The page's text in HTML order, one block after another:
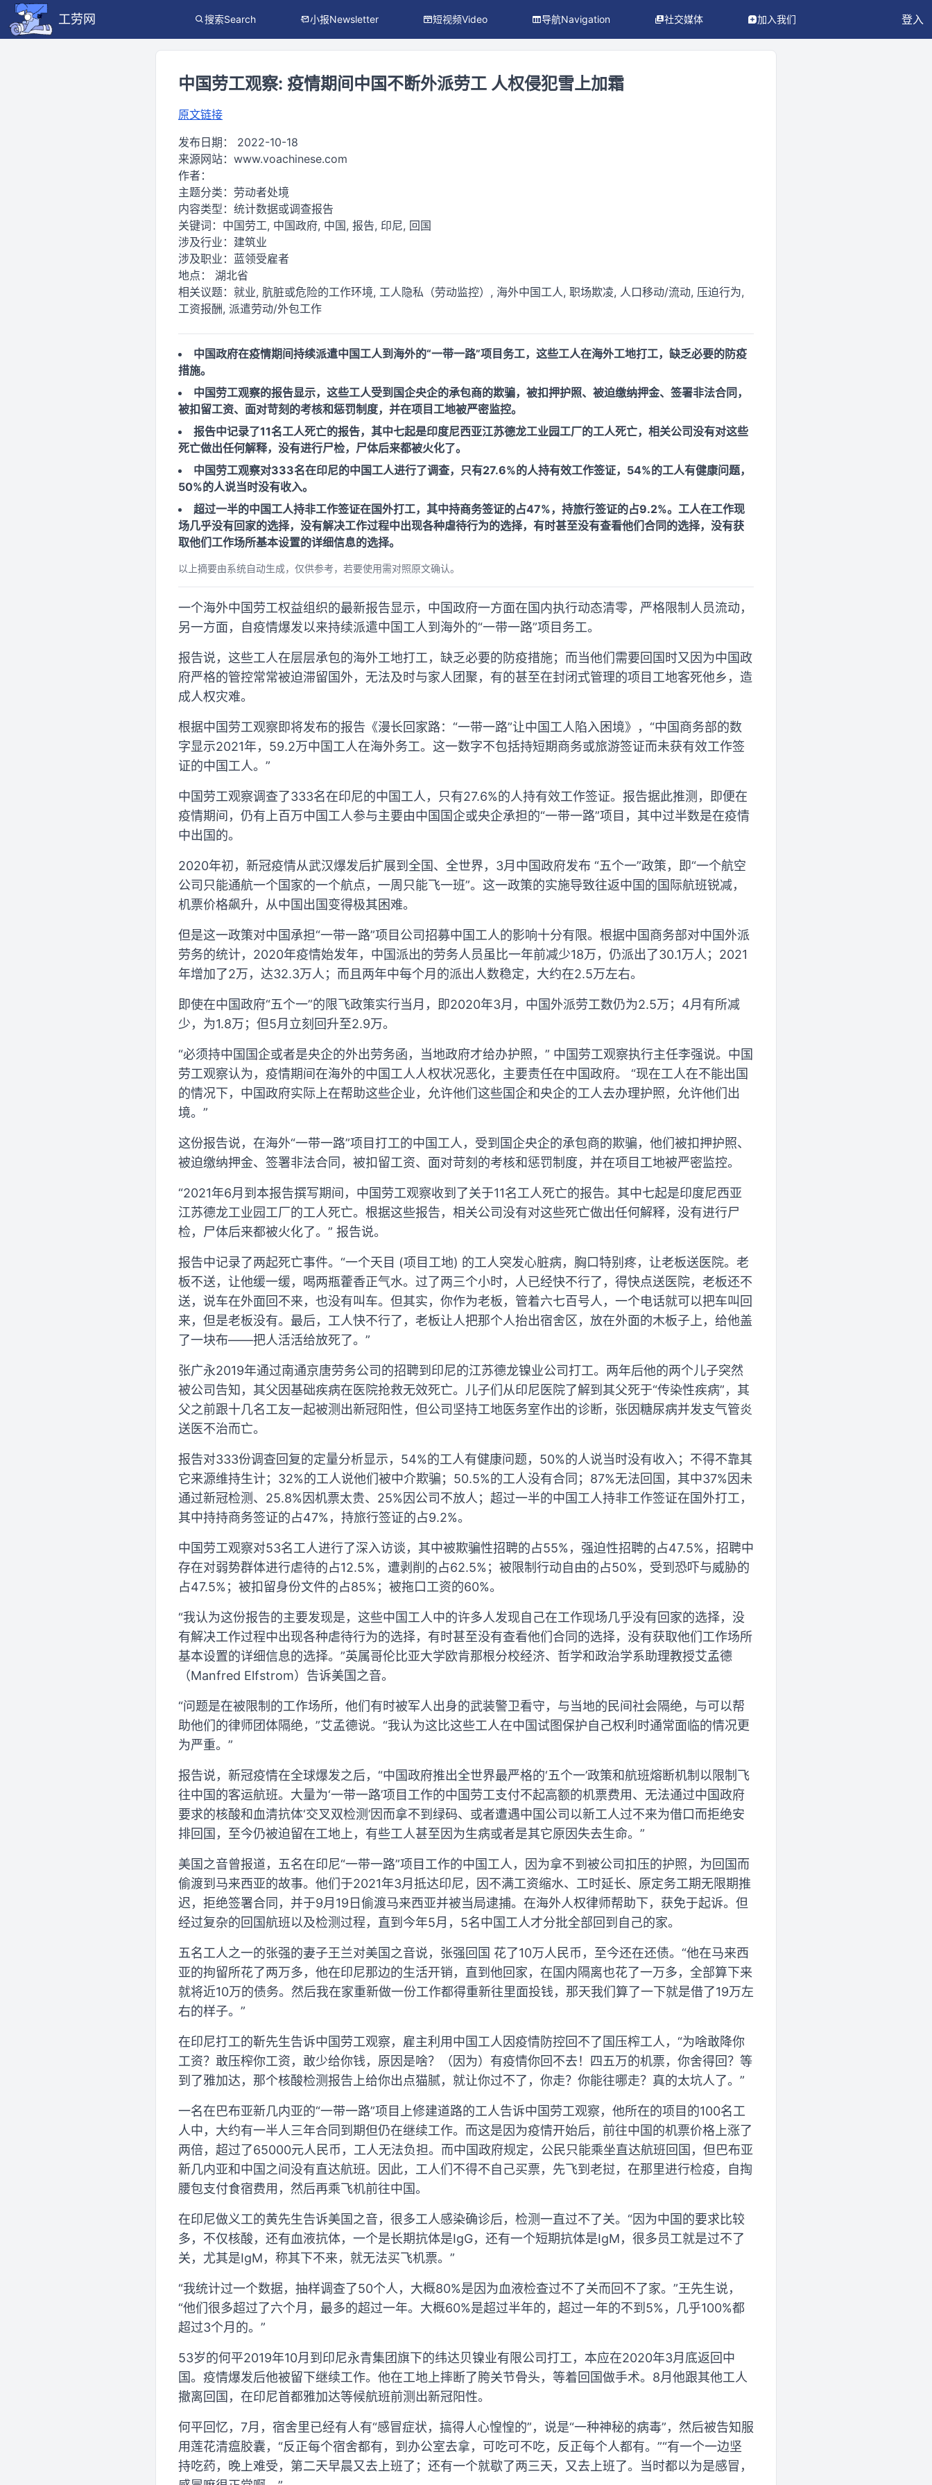
工劳网 搜索Search 小报Newsletter 短视频Video 导航Navigation 社交媒体 加入我们 登入
中国劳工观察: 疫情期间中国不断外派劳工 人权侵犯雪上加霜
原文链接
发布日期： 2022-10-18
来源网站： www.voachinese.com
作者：
主题分类： 劳动者处境
内容类型： 统计数据或调查报告
关键词： 中国劳工, 中国政府, 中国, 报告, 印尼, 回国
涉及行业： 建筑业
涉及职业： 蓝领受雇者
地点： 湖北省
相关议题： 就业, 肮脏或危险的工作环境, 工人隐私（劳动监控）, 海外中国工人, 职场欺凌, 人口移动/流动, 压迫行为,
工资报酬, 派遣劳动/外包工作
中国政府在疫情期间持续派遣中国工人到海外的“一带一路”项目务工，这些工人在海外工地打工，缺乏必要的防疫
措施。
中国劳工观察的报告显示，这些工人受到国企央企的承包商的欺骗，被扣押护照、被迫缴纳押金、签署非法合同，
被扣留工资、面对苛刻的考核和惩罚制度，并在项目工地被严密监控。
报告中记录了11名工人死亡的报告，其中七起是印度尼西亚江苏德龙工业园工厂的工人死亡，相关公司没有对这些
死亡做出任何解释，没有进行尸检，尸体后来都被火化了。
中国劳工观察对333名在印尼的中国工人进行了调查，只有27.6%的人持有效工作签证，54%的工人有健康问题，
50%的人说当时没有收入。
超过一半的中国工人持非工作签证在国外打工，其中持商务签证的占47%，持旅行签证的占9.2%。工人在工作现
场几乎没有回家的选择，没有解决工作过程中出现各种虐待行为的选择，有时甚至没有查看他们合同的选择，没有获
取他们工作场所基本设置的详细信息的选择。
以上摘要由系统自动生成，仅供参考，若要使用需对照原文确认。
一个海外中国劳工权益组织的最新报告显示，中国政府一方面在国内执行动态清零，严格限制人员流动，
另一方面，自疫情爆发以来持续派遣中国工人到海外的“一带一路”项目务工。
报告说，这些工人在层层承包的海外工地打工，缺乏必要的防疫措施；而当他们需要回国时又因为中国政
府严格的管控常常被迫滞留国外，无法及时与家人团聚，有的甚至在封闭式管理的项目工地客死他乡，造
成人权灾难。
根据中国劳工观察即将发布的报告《漫长回家路：“一带一路”让中国工人陷入困境》，“中国商务部的数
字显示2021年，59.2万中国工人在海外务工。这一数字不包括持短期商务或旅游签证而未获有效工作签
证的中国工人。”
中国劳工观察调查了333名在印尼的中国工人，只有27.6%的人持有效工作签证。报告据此推测，即便在
疫情期间，仍有上百万中国工人参与主要由中国国企或央企承担的“一带一路”项目，其中过半数是在疫情
中出国的。
2020年初，新冠疫情从武汉爆发后扩展到全国、全世界，3月中国政府发布 “五个一”政策，即“一个航空
公司只能通航一个国家的一个航点，一周只能飞一班”。这一政策的实施导致往返中国的国际航班锐减，
机票价格飙升，从中国出国变得极其困难。
但是这一政策对中国承担“一带一路”项目公司招募中国工人的影响十分有限。根据中国商务部对中国外派
劳务的统计，2020年疫情始发年，中国派出的劳务人员虽比一年前减少18万，仍派出了30.1万人；2021
年增加了2万，达32.3万人；而且两年中每个月的派出人数稳定，大约在2.5万左右。
即使在中国政府“五个一”的限飞政策实行当月，即2020年3月，中国外派劳工数仍为2.5万；4月有所减
少，为1.8万；但5月立刻回升至2.9万。
“必须持中国国企或者是央企的外出劳务函，当地政府才给办护照，” 中国劳工观察执行主任李强说。中国
劳工观察认为，疫情期间在海外的中国工人人权状况恶化，主要责任在中国政府。 “现在工人在不能出国
的情况下，中国政府实际上在帮助这些企业，允许他们这些国企和央企的工人去办理护照，允许他们出
境。”
这份报告说，在海外“一带一路”项目打工的中国工人，受到国企央企的承包商的欺骗，他们被扣押护照、
被迫缴纳押金、签署非法合同，被扣留工资、面对苛刻的考核和惩罚制度，并在项目工地被严密监控。
“2021年6月到本报告撰写期间，中国劳工观察收到了关于11名工人死亡的报告。其中七起是印度尼西亚
江苏德龙工业园工厂的工人死亡。根据这些报告，相关公司没有对这些死亡做出任何解释，没有进行尸
检，尸体后来都被火化了。” 报告说。
报告中记录了两起死亡事件。“一个天目 (项目工地) 的工人突发心脏病，胸口特别疼，让老板送医院。老
板不送，让他缓一缓，喝两瓶藿香正气水。过了两三个小时，人已经快不行了，得快点送医院，老板还不
送，说车在外面回不来，也没有叫车。但其实，你作为老板，管着六七百号人，一个电话就可以把车叫回
来，但是老板没有。最后，工人快不行了，老板让人把那个人抬出宿舍区，放在外面的木板子上，给他盖
了一块布——把人活活给放死了。”
张广永2019年通过南通京唐劳务公司的招聘到印尼的江苏德龙镍业公司打工。两年后他的两个儿子突然
被公司告知，其父因基础疾病在医院抢救无效死亡。儿子们从印尼医院了解到其父死于“传染性疾病”，其
父之前跟十几名工友一起被测出新冠阳性，但公司坚持工地医务室作出的诊断，张因糖尿病并发支气管炎
送医不治而亡。
报告对333份调查回复的定量分析显示，54%的工人有健康问题，50%的人说当时没有收入；不得不靠其
它来源维持生计；32%的工人说他们被中介欺骗；50.5%的工人没有合同；87%无法回国，其中37%因未
通过新冠检测、25.8%因机票太贵、25%因公司不放人；超过一半的中国工人持非工作签证在国外打工，
其中持持商务签证的占47%，持旅行签证的占9.2%。
中国劳工观察对53名工人进行了深入访谈，其中被欺骗性招聘的占55%，强迫性招聘的占47.5%，招聘中
存在对弱势群体进行虐待的占12.5%，遭剥削的占62.5%；被限制行动自由的占50%，受到恐吓与威胁的
占47.5%；被扣留身份文件的占85%；被拖口工资的60%。
“我认为这份报告的主要发现是，这些中国工人中的许多人发现自己在工作现场几乎没有回家的选择，没
有解决工作过程中出现各种虐待行为的选择，有时甚至没有查看他们合同的选择，没有获取他们工作场所
基本设置的详细信息的选择。”英属哥伦比亚大学欧肯那根分校经济、哲学和政治学系助理教授艾孟德
（Manfred Elfstrom）告诉美国之音。
“问题是在被限制的工作场所，他们有时被军人出身的武装警卫看守，与当地的民间社会隔绝，与可以帮
助他们的律师团体隔绝，”艾孟德说。“我认为这比这些工人在中国试图保护自己权利时通常面临的情况更
为严重。”
报告说，新冠疫情在全球爆发之后，“中国政府推出全世界最严格的‘五个一’政策和航班熔断机制以限制飞
往中国的客运航班。大量为‘一带一路’项目工作的中国劳工支付不起高额的机票费用、无法通过中国政府
要求的核酸和血清抗体‘交叉双检测’因而拿不到绿码、或者遭遇中国公司以新工人过不来为借口而拒绝安
排回国，至今仍被迫留在工地上，有些工人甚至因为生病或者是其它原因失去生命。”
美国之音曾报道，五名在印尼“一带一路”项目工作的中国工人，因为拿不到被公司扣压的护照，为回国而
偷渡到马来西亚的故事。他们于2021年3月抵达印尼，因不满工资缩水、工时延长、原定务工期无限期推
迟，拒绝签署合同，并于9月19日偷渡马来西亚并被当局逮捕。在海外人权律师帮助下，获免于起诉。但
经过复杂的回国航班以及检测过程，直到今年5月，5名中国工人才分批全部回到自己的家。
五名工人之一的张强的妻子王兰对美国之音说，张强回国 花了10万人民币，至今还在还债。“他在马来西
亚的拘留所花了两万多，他在印尼那边的生活开销，直到他回家，在国内隔离也花了一万多，全部算下来
就将近10万的债务。然后我在家重新做一份工作都得重新往里面投钱，那天我们算了一下就是借了19万左
右的样子。”
在印尼打工的靳先生告诉中国劳工观察，雇主利用中国工人因疫情防控回不了国压榨工人，“为啥敢降你
工资？敢压榨你工资，敢少给你钱，原因是啥？（因为）有疫情你回不去！四五万的机票，你舍得回？等
到了雅加达，那个核酸检测报告上给你出点猫腻，就让你过不了，你走？你能往哪走？真的太坑人了。”
一名在巴布亚新几内亚的“一带一路”项目上修建道路的工人告诉中国劳工观察，他所在的项目的100名工
人中，大约有一半人三年合同到期但仍在继续工作。而这是因为疫情开始后，前往中国的机票价格上涨了
两倍，超过了65000元人民币，工人无法负担。而中国政府规定，公民只能乘坐直达航班回国，但巴布亚
新几内亚和中国之间没有直达航班。因此，工人们不得不自己买票，先飞到老挝，在那里进行检疫，自掏
腰包支付食宿费用，然后再乘飞机前往中国。
在印尼做义工的黄先生告诉美国之音，很多工人感染确诊后，检测一直过不了关。“因为中国的要求比较
多，不仅核酸，还有血液抗体，一个是长期抗体是IgG，还有一个短期抗体是IgM，很多员工就是过不了
关，尤其是IgM，称其下不来，就无法买飞机票。”
“我统计过一个数据，抽样调查了50个人，大概80%是因为血液检查过不了关而回不了家。”王先生说，
“他们很多超过了六个月，最多的超过一年。大概60%是超过半年的，超过一年的不到5%，几乎100%都
超过3个月的。”
53岁的何平2019年10月到印尼永青集团旗下的纬达贝镍业有限公司打工，本应在2020年3月底返回中
国。疫情爆发后他被留下继续工作。他在工地上摔断了胯关节骨头，等着回国做手术。8月他跟其他工人
撤离回国，在印尼首都雅加达等候航班前测出新冠阳性。
何平回忆，7月，宿舍里已经有人有“感冒症状，搞得人心惶惶的”，说是“一种神秘的病毒”，然后被告知服
用莲花清瘟胶囊，“反正每个宿舍都有，到办公室去拿，可吃可不吃，反正每个人都有。”“有一个一边坚
持吃药，晚上难受，第二天早晨又去上班了；还有一个就歇了两三天，又去上班了。当时都以为是感冒，